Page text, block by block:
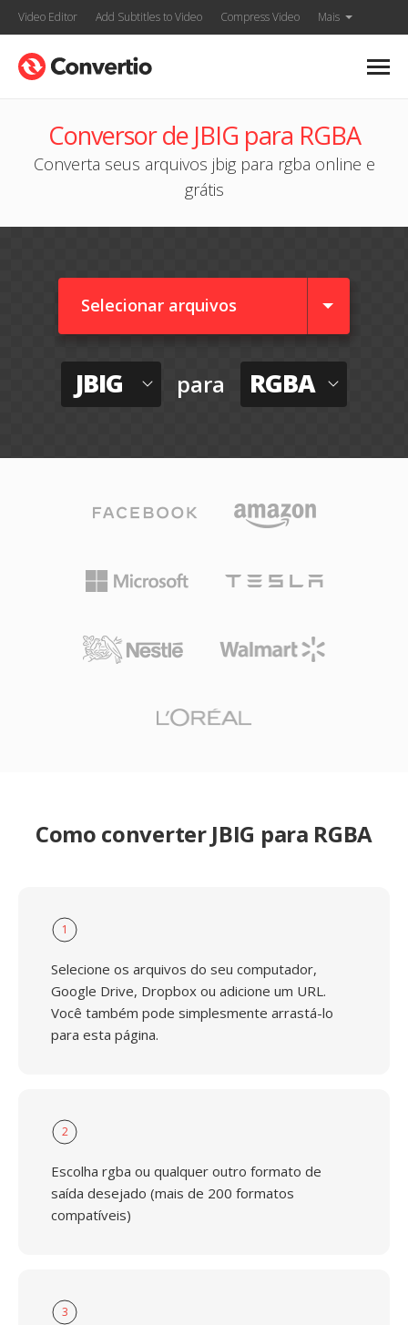
Video Editor Add Subtitles to Video Compress Video Mais
Conversor de JBIG para RGBA
Converta seus arquivos jbig para rgba online e
grátis
Selecionar arquivos
JBIG para RGBA
Como converter JBIG para RGBA
1
Selecione os arquivos do seu computador,
Google Drive, Dropbox ou adicione um URL.
Você também pode simplesmente arrastá-lo
para esta página.
2
Escolha rgba ou qualquer outro formato de
saída desejado (mais de 200 formatos
compatíveis)
3